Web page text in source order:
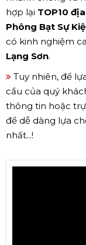
hợp lại TOP10
Phông Bạt Sự
có kinh nghiệm
Lạng Sơn.
Tuy nhiên, để
cầu của quý
thông tin hoặc
để dễ dàng lựa
nhất...!